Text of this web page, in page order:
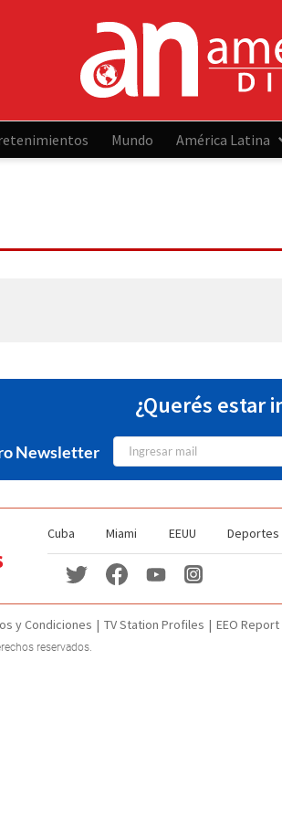
Mundo América Latina
¿Querés estar
Newsletter
Cuba Miami EEUU Deportes
y Condiciones TV Station Profiles EEO Report
reservados.